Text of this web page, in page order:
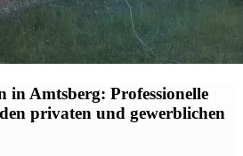
in Amtsberg: Professionelle
privaten und gewerblichen